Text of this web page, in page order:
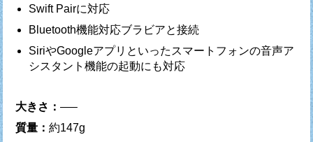
Swift Pairに対応
Bluetooth機能対応ブラビアと接続
SiriやGoogleアプリといったスマートフォンの音声ア
シスタント機能の起動にも対応
大きさ： —–
質量： 約147g